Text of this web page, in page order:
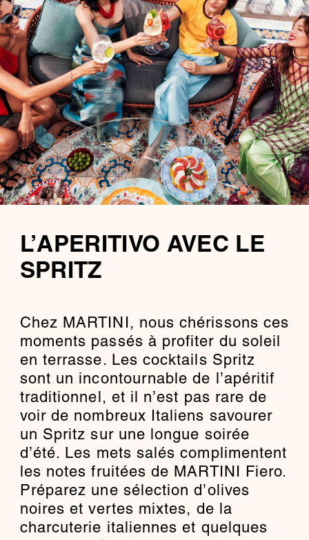
L’APERITIVO AVEC LE
SPRITZ
Chez MARTINI, nous chérissons ces
moments passés à profiter du soleil
en terrasse. Les cocktails Spritz
sont un incontournable de l’apéritif
traditionnel, et il n’est pas rare de
voir de nombreux Italiens savourer
un Spritz sur une longue soirée
d’été. Les mets salés complimentent
les notes fruitées de MARTINI Fiero.
Préparez une sélection d’olives
noires et vertes mixtes, de la
charcuterie italiennes et quelques